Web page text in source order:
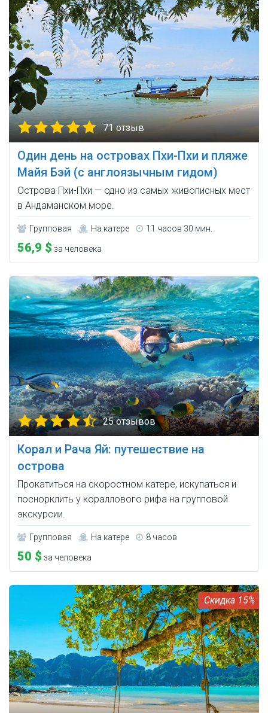
71 отзыв
Один день на островах Пхи-Пхи и пляже
Майя Бэй (с англоязычным гидом)
Острова Пхи-Пхи — одно из самых живописных мест
в Андаманском море.
Групповая На катере 11 часов 30 мин.
56,9 $ за человека
25 отзывов
Корал и Рача Яй: путешествие на
острова
Прокатиться на скоростном катере, искупаться и
поснорклить у кораллового рифа на групповой
экскурсии.
Групповая На катере 8 часов
50 $ за человека
15%